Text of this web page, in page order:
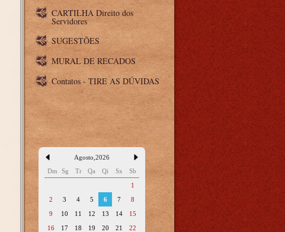
CARTILHA Direito dos
Servidores
SUGESTÕES
MURAL DE RECADOS
Contatos - TIRE AS DÚVIDAS
Agosto 2026
Dm
Sg Tr Qa Qi Sx
Sb
1
2
3 4 5 6 7
8
9
10 11 12 13 14
15
16
17 18 19 20 21
22